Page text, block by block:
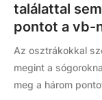
találattal
pontot a vb-
Az osztrákokkal
megint a
meg a három